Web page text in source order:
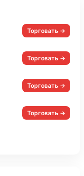
Торговать →
Торговать →
Торговать →
Торговать →